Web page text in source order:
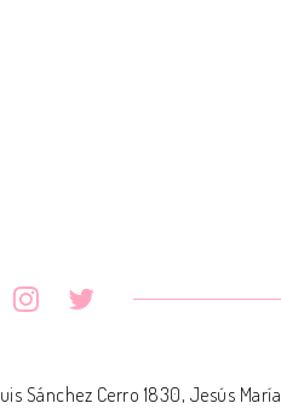
Sánchez Cerro 1830, Jesús María